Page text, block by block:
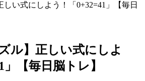
しい式にしよう！「0+32=41」【毎日
ル】正しい式にしよ
」【毎日脳トレ】